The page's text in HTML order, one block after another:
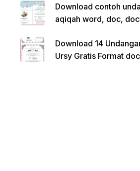
Download contoh
aqiqah word, doc,
Download 14
Ursy Gratis Format